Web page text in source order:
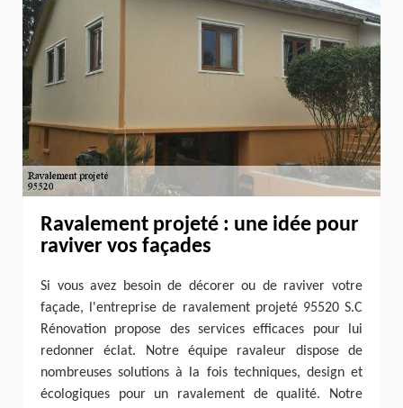
Ravalement projeté : une idée pour
raviver vos façades
Si vous avez besoin de décorer ou de raviver votre
façade, l'entreprise de ravalement projeté 95520 S.C
Rénovation propose des services efficaces pour lui
redonner éclat. Notre équipe ravaleur dispose de
nombreuses solutions à la fois techniques, design et
écologiques pour un ravalement de qualité. Notre